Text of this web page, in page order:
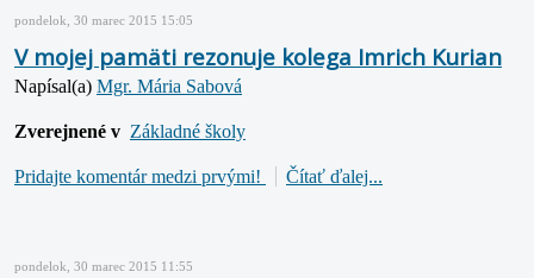
pondelok, 30 marec 2015 15:05
V mojej pamäti rezonuje kolega Imrich Kurian
Napísal(a) Mgr. Mária Sabová
Zverejnené v Základné školy
Pridajte komentár medzi prvými! Čítať ďalej...
pondelok, 30 marec 2015 11:55